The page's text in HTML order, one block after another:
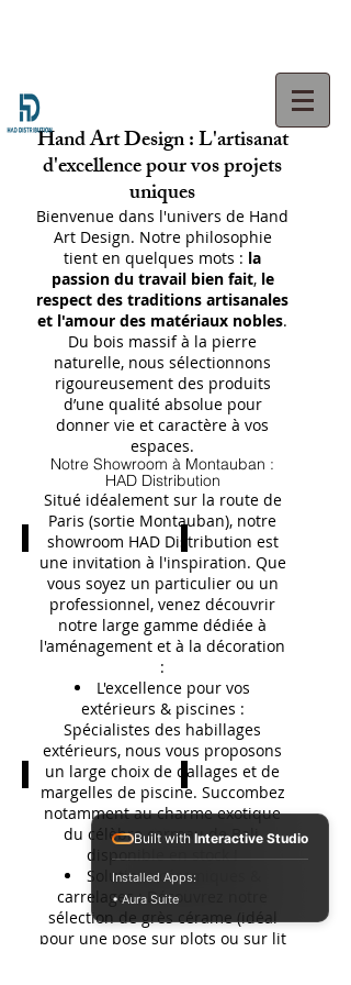
Hand Art Design : L'artisanat
d'excellence pour vos projets
uniques
Bienvenue dans l'univers de Hand
Art Design. Notre philosophie
tient en quelques mots : la
passion du travail bien fait, le
respect des traditions artisanales
et l'amour des matériaux nobles.
Du bois massif à la pierre
naturelle, nous sélectionnons
rigoureusement des produits
d’une qualité absolue pour
donner vie et caractère à vos
espaces.
Notre Showroom à Montauban :
HAD Distribution
Situé idéalement sur la route de
Paris (sortie Montauban), notre
showroom HAD Distribution est
une invitation à l'inspiration. Que
vous soyez un particulier ou un
professionnel, venez découvrir
notre large gamme dédiée à
l'aménagement et à la décoration
:
L'excellence pour vos
extérieurs & piscines :
Spécialistes des habillages
extérieurs, nous vous proposons
un large choix de dallages et de
margelles de piscine. Succombez
notamment au charme exotique
du célèbre carreau de Bali,
disponible en stock !
Solutions céramiques &
carrelages : Découvrez notre
sélection de grès cérame (idéal
pour une pose sur plots ou sur lit
Built with Interactive Studio
Installed Apps:
• Aura Suite